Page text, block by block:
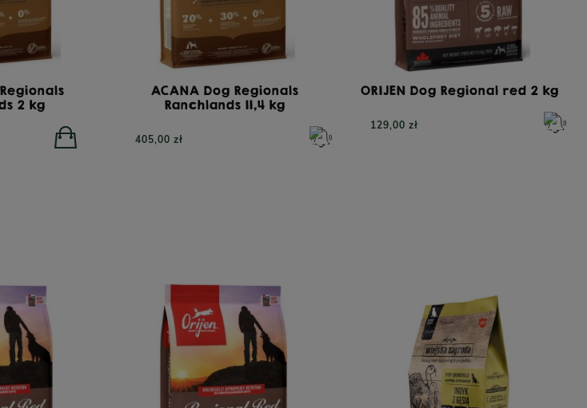
2 kg
ACANA Dog Regionals
Ranchlands 11,4 kg
405,00 zł
ORIJEN Dog Regional red 2 kg
129,00 zł